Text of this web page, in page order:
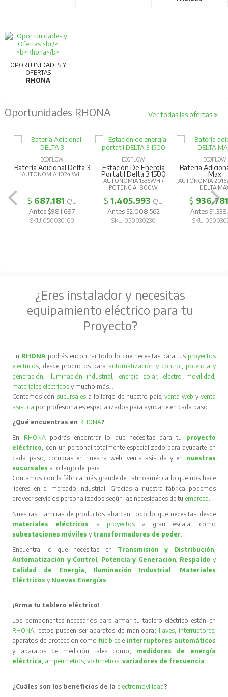
OPORTUNIDADES Y
OFERTAS
RHONA
Oportunidades RHONA Ver todas las ofertas
ECOFLOW
Batería Adicional Delta 3
AUTONOMIA 1024 WH
$ 687.181 C/U
Antes $981.687
SKU 050030160
ECOFLOW
Estación De Energía
Portatil Delta 3 1500
AUTONOMÍA 1536WH /
POTENCIA 1800W
$1.405.993 C/U
Antes $2.008.562
SKU 050030230
ECOFLOW
Bateria
Max
AUTONOMIA
DELTA
$ 936.781
Antes
SKU
¿Eres instalador y necesitas
equipamiento eléctrico para tu
Proyecto?
En RHONA podrás encontrar todo lo que necesitas para tus proyectos
eléctricos , desde productos para automatización y control
potencia y
generación
iluminación industrial energía solar, electro movilidad
materiales eléctricos y mucho más…
Contamos con sucursales a lo largo de nuestro país,venta web y venta
asistida por profesionales especializados para ayudarte en cada paso.
¿Qué encuentras en RHONA?
En RHONA podrás encontrar lo que necesitas para tu proyecto
eléctrico , con un personal totalmente especializado para ayudarte en
cada paso, compras en nuestra web, venta asistida y en nuestras
sucursales a lo largo del país.
Contamos con la fábrica más grande de Latinoamérica lo que nos hace
líderes en el mercado industrial. Gracias a nuestra fábrica podemos
proveer servicios personalizados según las necesidades de tu empresa
Nuestras Familias de productos abarcan todo lo que necesitas desde
materiales eléctricos
a proyectos
a gran escala, como
subestaciones móvilesy transformadores de poder
Encuentra lo que necesitas en Transmisión y Distribución
Automatización y Control
Potencia y Generación Respaldo y
Calidad de Energía
Iluminación Industrial
Materiales
Eléctricos y Nuevas Energías
¡Arma tu tablero eléctrico!
Los componentes necesarios para armar tu tablero eléctrico están en
RHONA , estos pueden ser aparatos de maniobra; llaves, interruptores,
aparatos de protección comofusibles e interruptores automáticos
y aparatos de medición tales como; medidores de energía
eléctrica amperímetros ,voltímetros ,variadores de frecuencia
¿Cuáles son los beneficios de la electromovilidad?